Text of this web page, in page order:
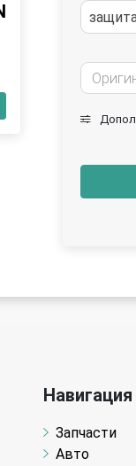
защита
Навигация
Запчасти
Авто